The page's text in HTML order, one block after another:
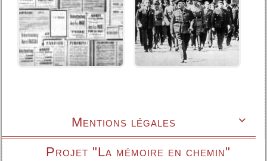

Mentions légales
Projet "La mémoire en chemin"